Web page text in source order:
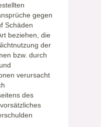
gegen
Schäden
beziehen, die
der
bzw. durch
verursacht
des